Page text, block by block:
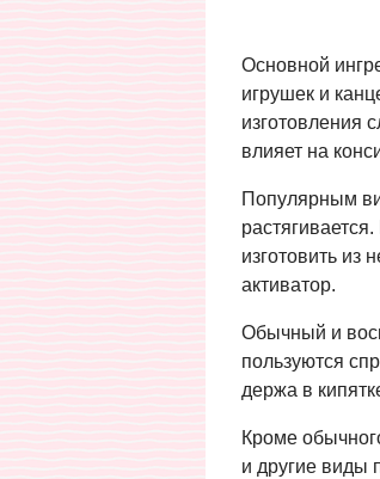
Основной
игрушек и
изготовления
влияет на
Популярным
изготовить из
активатор.
Обычный и
пользуются
держа в
Кроме
и другие виды